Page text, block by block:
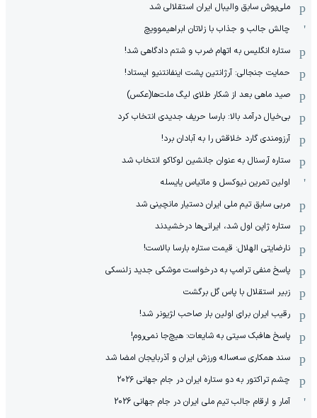
ملی‌پوش سابق والیبال ایران استقلالی شد
چالش جالب و جذاب با زلاتان ابراهیموویچ
ستاره انگلیس به اتهام ضرب و شتم دادگاهی شد!
حمایت جنجالی: آرژانتین پشت اینفانتنیو ایستاد!
صید ماهی بعد از شکار طلای لیگ ملت‌ها(عکس)
بی‌خیال درآمد بالا: بارسا حریف جدیدی انتخاب کرد
آرزومندی گارد خلاقش را به آبادان برد!
ستاره آرسنال به عنوان جانشین لوکاکو انتخاب شد
اولین تمرین نیوکسل و ماتیاس یایسله
مربی سابق تیم ملی ایران دستیار مانچینی شد
ستاره ژاپن اول شد، ایرانی‌ها درخشیدند
نارضایتی الهلال: قیمت ستاره بارسا بالاست!
پاسخ منفی ترامپ به درخواست موشکی جدید زلنسکی
زبیر استقلال با پاس گل برگشت
رقیب ایران برای اولین بار صاحب لژیونر شد!
پاسخ هافبک سیتی به شایعات: هیچ‌جا نمی‌روم!
سند همکاری سه‌ساله‌ ‌ورزش ایران و آذربایجان امضا شد
چشم تراکتور به دو ستاره ایران در جام جهانی ۲۰۲۶
آمار و ارقام جالب تیم ملی ایران در جام جهانی 2026